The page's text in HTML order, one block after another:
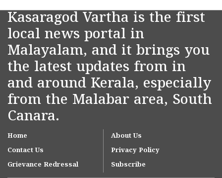
Kasaragod Vartha is the first
local news portal in
Malayalam, and it brings you
the latest updates from in
and around Kerala, especially
from the Malabar area, South
Canara.
Home
About Us
Contact Us
Privacy Policy
Grievance Redressal
Subscribe